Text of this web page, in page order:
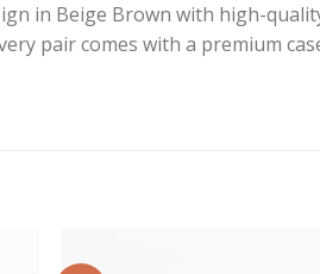
in Beige Brown with high-
pair comes with a premium